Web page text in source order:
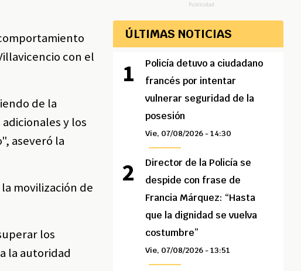
con el
de la
y los
aseveró la
movilización de
los
la autoridad
Publicidad
ÚLTIMAS NOTICIAS
Policía detuvo a ciudadano
francés por intentar
vulnerar seguridad de la
posesión
Vie, 07/08/2026 - 14:30
Director de la Policía se
despide con frase de
Francia Márquez: “Hasta
que la dignidad se vuelva
costumbre”
Vie, 07/08/2026 - 13:51